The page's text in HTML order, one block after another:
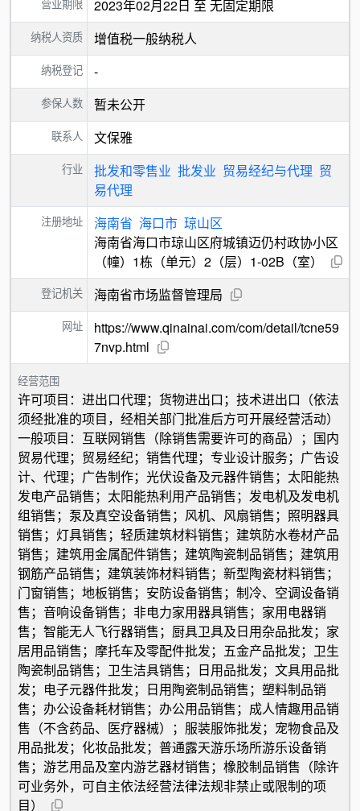
营业期限 2023年02月22日 至 无固定期限
纳税人资质 增值税一般纳税人
纳税登记 -
参保人数 暂未公开
联系人 文保雅
行业 批发和零售业 批发业 贸易经纪与代理 贸
易代理
注册地址 海南省 海口市 琼山区
海南省海口市琼山区府城镇迈仍村政协小区
（幢）1栋（单元）2（层）1-02B（室）
登记机关 海南省市场监督管理局
网址
https://www.qinainai.com/com/detail/tcne59
7nvp.html
经营范围
许可项目：进出口代理；货物进出口；技术进出口（依法
须经批准的项目，经相关部门批准后方可开展经营活动）
一般项目：互联网销售（除销售需要许可的商品）；国内
贸易代理；贸易经纪；销售代理；专业设计服务；广告设
计、代理；广告制作；光伏设备及元器件销售；太阳能热
发电产品销售；太阳能热利用产品销售；发电机及发电机
组销售；泵及真空设备销售；风机、风扇销售；照明器具
销售；灯具销售；轻质建筑材料销售；建筑防水卷材产品
销售；建筑用金属配件销售；建筑陶瓷制品销售；建筑用
钢筋产品销售；建筑装饰材料销售；新型陶瓷材料销售；
门窗销售；地板销售；安防设备销售；制冷、空调设备销
售；音响设备销售；非电力家用器具销售；家用电器销
售；智能无人飞行器销售；厨具卫具及日用杂品批发；家
居用品销售；摩托车及零配件批发；五金产品批发；卫生
陶瓷制品销售；卫生洁具销售；日用品批发；文具用品批
发；电子元器件批发；日用陶瓷制品销售；塑料制品销
售；办公设备耗材销售；办公用品销售；成人情趣用品销
售（不含药品、医疗器械）；服装服饰批发；宠物食品及
用品批发；化妆品批发；普通露天游乐场所游乐设备销
售；游艺用品及室内游艺器材销售；橡胶制品销售（除许
可业务外，可自主依法经营法律法规非禁止或限制的项
目）